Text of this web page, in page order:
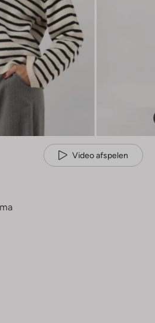
Video afspelen